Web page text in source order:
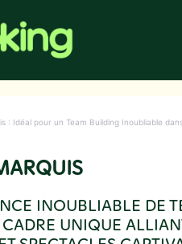
: Idéal pour un Team Building Inoubliable
INOUBLIABLE DE
UNIQUE